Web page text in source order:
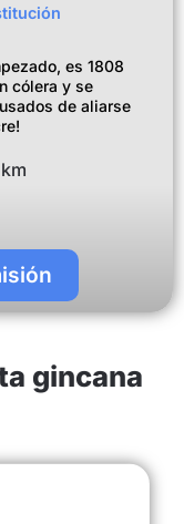
es 1808
cólera y se
de aliarse
gincana